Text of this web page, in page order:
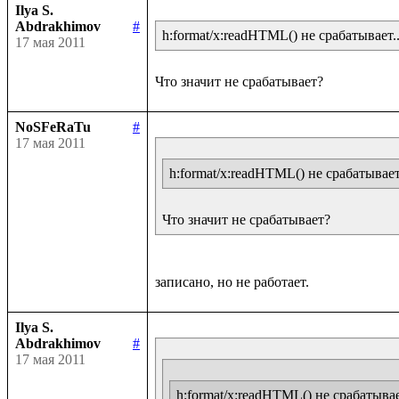
Ilya S.
Abdrakhimov
#
17 мая 2011
h:format/x:readHTML() не
NoSFeRaTu
#
17 мая 2011
h:format/x:readHTML() не
Что значит не срабатывает?
Ilya S.
Abdrakhimov
#
17 мая 2011
h:format/x:readHTML() не